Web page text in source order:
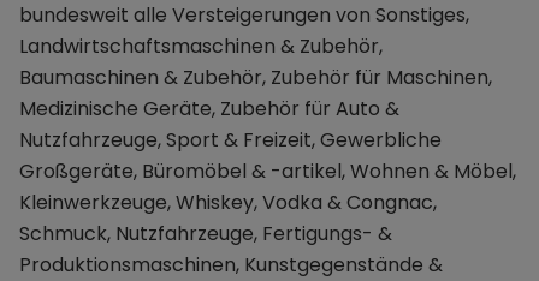
bundesweit alle Versteigerungen von Sonstiges,
Landwirtschaftsmaschinen & Zubehör,
Baumaschinen & Zubehör, Zubehör für Maschinen,
Medizinische Geräte, Zubehör für Auto &
Nutzfahrzeuge, Sport & Freizeit, Gewerbliche
Großgeräte, Büromöbel & -artikel, Wohnen & Möbel,
Kleinwerkzeuge, Whiskey, Vodka & Congnac,
Schmuck, Nutzfahrzeuge, Fertigungs- &
Produktionsmaschinen, Kunstgegenstände &